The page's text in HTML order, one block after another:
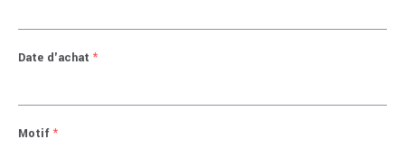
Date d'achat *
Motif *